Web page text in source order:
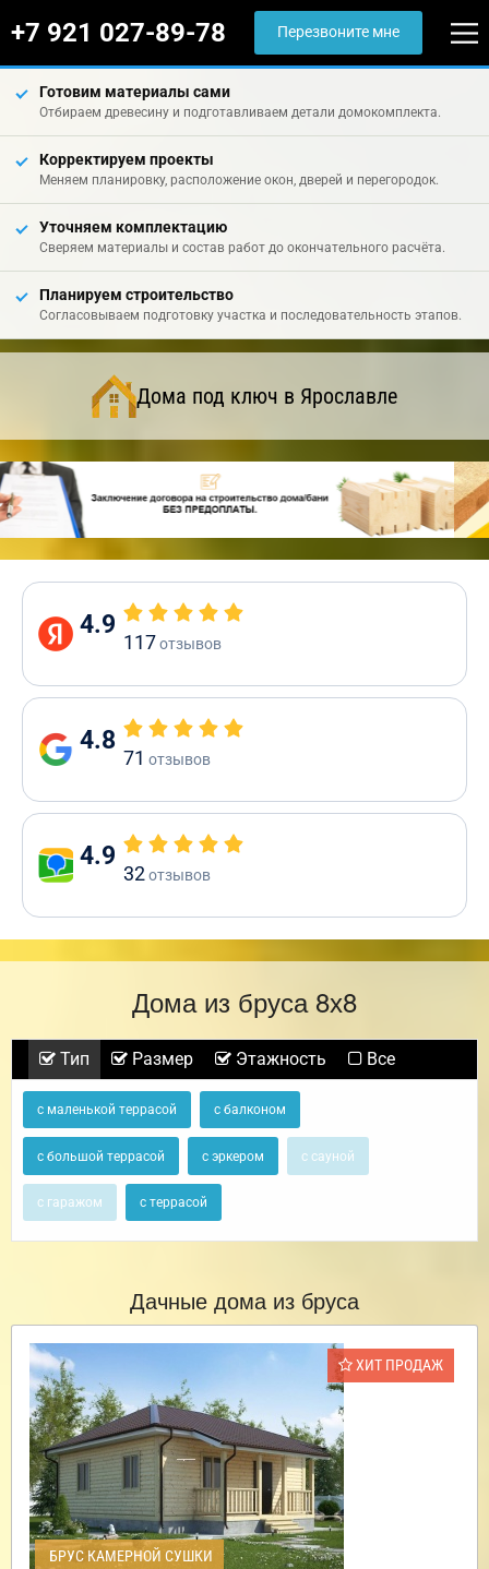
+7 921 027-89-78 Перезвоните мне
Готовим материалы сами
Отбираем древесину и подготавливаем детали домокомплекта.
Корректируем проекты
Меняем планировку, расположение окон, дверей и перегородок.
Уточняем комплектацию
Сверяем материалы и состав работ до окончательного расчёта.
Планируем строительство
Согласовываем подготовку участка и последовательность этапов.
Дома под ключ в Ярославле
4.9
117отзывов
4.8
71 отзывов
4.9
32отзывов
Дома из бруса 8х8
Тип Размер Этажность Все
с маленькой террасой с балконом
с большой террасой с эркером с сауной
с гаражом с террасой
Дачные дома из бруса
ХИТ ПРОДАЖ
БРУС КАМЕРНОЙ СУШКИ